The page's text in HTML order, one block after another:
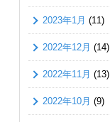
2023年1月 (11)
2022年12月 (14)
2022年11月 (13)
2022年10月 (9)